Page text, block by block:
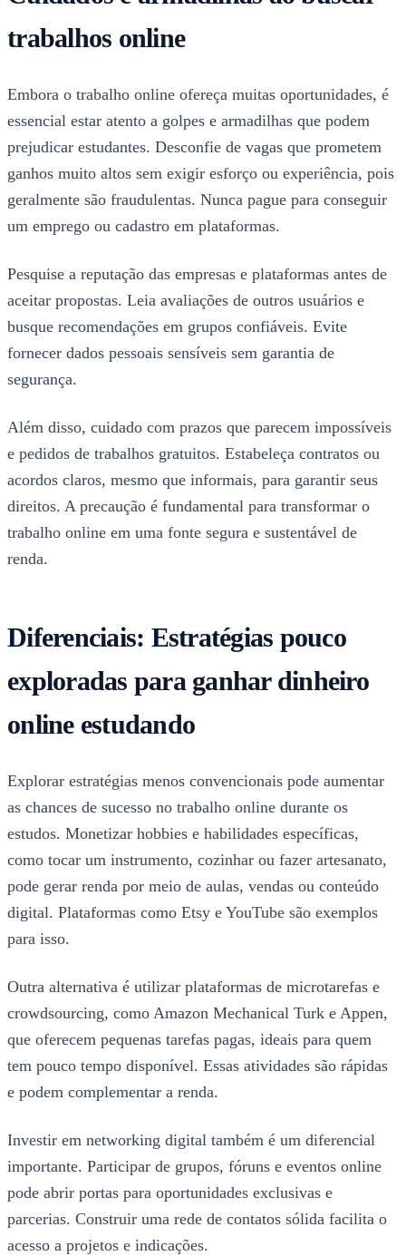
trabalhos online
Embora o trabalho online ofereça muitas oportunidades, é
essencial estar atento a golpes e armadilhas que podem
prejudicar estudantes. Desconfie de vagas que prometem
ganhos muito altos sem exigir esforço ou experiência, pois
geralmente são fraudulentas. Nunca pague para conseguir
um emprego ou cadastro em plataformas.
Pesquise a reputação das empresas e plataformas antes de
aceitar propostas. Leia avaliações de outros usuários e
busque recomendações em grupos confiáveis. Evite
fornecer dados pessoais sensíveis sem garantia de
segurança.
Além disso, cuidado com prazos que parecem impossíveis
e pedidos de trabalhos gratuitos. Estabeleça contratos ou
acordos claros, mesmo que informais, para garantir seus
direitos. A precaução é fundamental para transformar o
trabalho online em uma fonte segura e sustentável de
renda.
Diferenciais: Estratégias pouco
exploradas para ganhar dinheiro
online estudando
Explorar estratégias menos convencionais pode aumentar
as chances de sucesso no trabalho online durante os
estudos. Monetizar hobbies e habilidades específicas,
como tocar um instrumento, cozinhar ou fazer artesanato,
pode gerar renda por meio de aulas, vendas ou conteúdo
digital. Plataformas como Etsy e YouTube são exemplos
para isso.
Outra alternativa é utilizar plataformas de microtarefas e
crowdsourcing, como Amazon Mechanical Turk e Appen,
que oferecem pequenas tarefas pagas, ideais para quem
tem pouco tempo disponível. Essas atividades são rápidas
e podem complementar a renda.
Investir em networking digital também é um diferencial
importante. Participar de grupos, fóruns e eventos online
pode abrir portas para oportunidades exclusivas e
parcerias. Construir uma rede de contatos sólida facilita o
acesso a projetos e indicações.